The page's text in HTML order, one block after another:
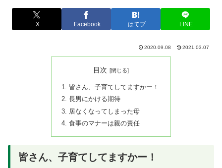
X Facebook はてブ LINE
2020.09.08 2021.03.07
目次
皆さん、子育てしてますかー！
長男にかける期待
居なくなってしまった母
食事のマナーは親の責任
皆さん、子育てしてますかー！